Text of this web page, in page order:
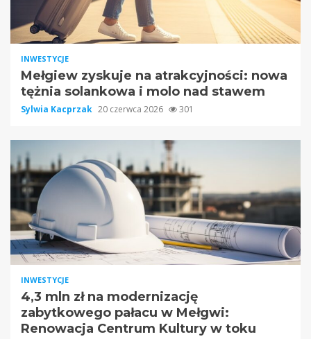
INWESTYCJE
Mełgiew zyskuje na atrakcyjności: nowa
tężnia solankowa i molo nad stawem
Sylwia Kacprzak 20 czerwca 2026 301
INWESTYCJE
4,3 mln zł na modernizację
zabytkowego pałacu w Mełgwi:
Renowacja Centrum Kultury w toku